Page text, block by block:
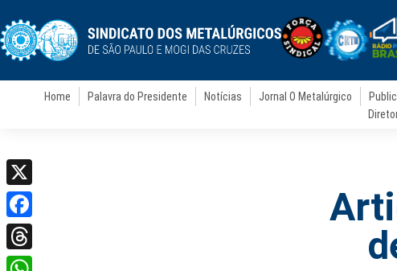
Home Palavra do Presidente Notícias Jornal O Metalúrgico
X
Facebook
Threads